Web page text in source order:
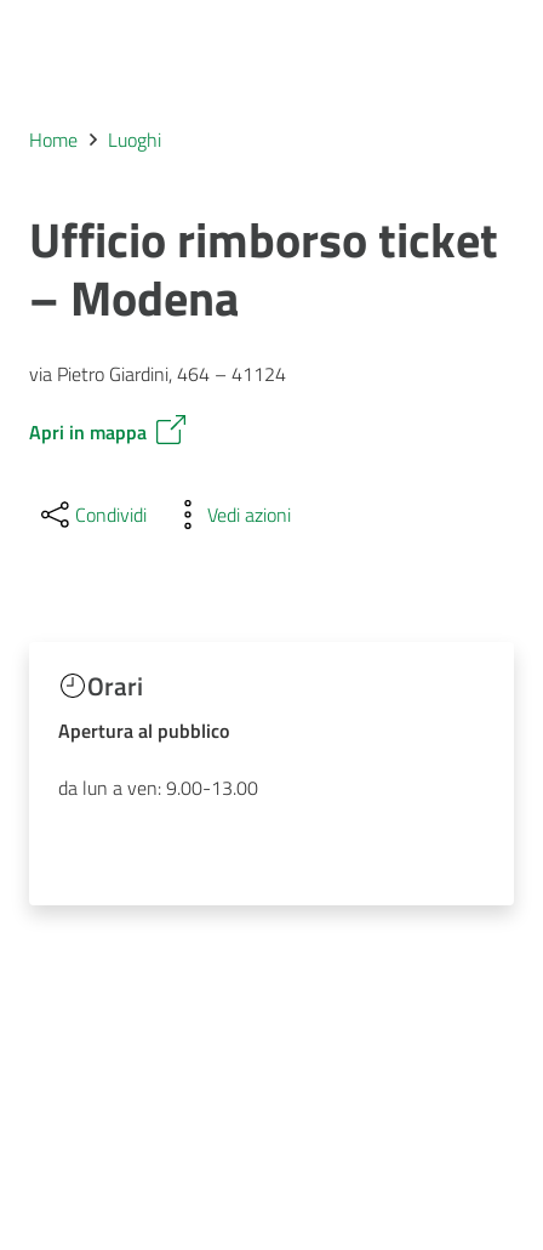
Home Luoghi
Ufficio rimborso ticket
– Modena
via Pietro Giardini, 464 – 41124
Apri in mappa
Condividi Vedi azioni
Orari
Apertura al pubblico
da lun a ven: 9.00-13.00